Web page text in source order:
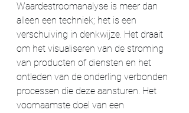
Waardestroomanalyse is meer dan
alleen een techniek; het is een
verschuiving in denkwijze. Het draait
om het visualiseren van de stroming
van producten of diensten en het
ontleden van de onderling verbonden
processen die deze aansturen. Het
voornaamste doel van een